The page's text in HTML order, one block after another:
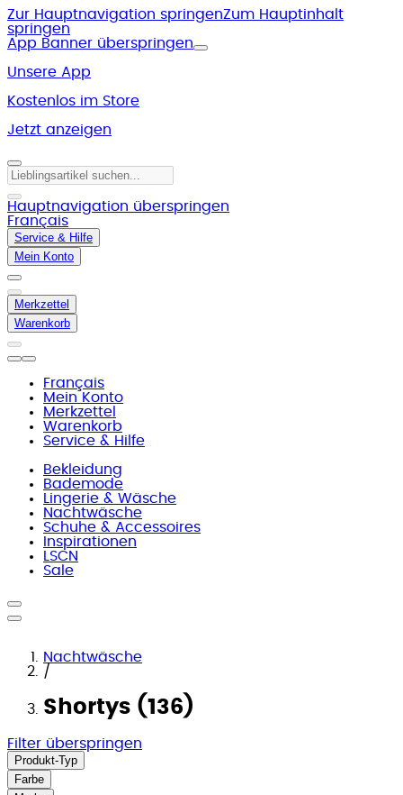
Zur Hauptnavigation springenZum Hauptinhalt
springen
App Banner überspringen
Unsere App
Kostenlos im Store
Jetzt anzeigen
Hauptnavigation überspringen
Français
Service & Hilfe
Mein Konto
Merkzettel
Warenkorb
Français
Mein Konto
Merkzettel
Warenkorb
Service & Hilfe
Bekleidung
Bademode
Lingerie & Wäsche
Nachtwäsche
Schuhe & Accessoires
Inspirationen
LSCN
Sale
Nachtwäsche
/
Shortys (136)
Filter überspringen
Produkt-Typ
Farbe